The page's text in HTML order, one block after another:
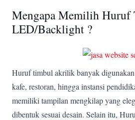
Mengapa Memilih Huruf
LED/Backlight ?
Huruf timbul akrilik banyak
kafe, restoran, hingga instansi
memiliki tampilan mengkilap yang
dibentuk sesuai desain. Selain itu,